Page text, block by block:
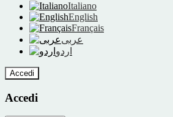
Italiano
English
Français
عربى
اردو
Accedi
Accedi